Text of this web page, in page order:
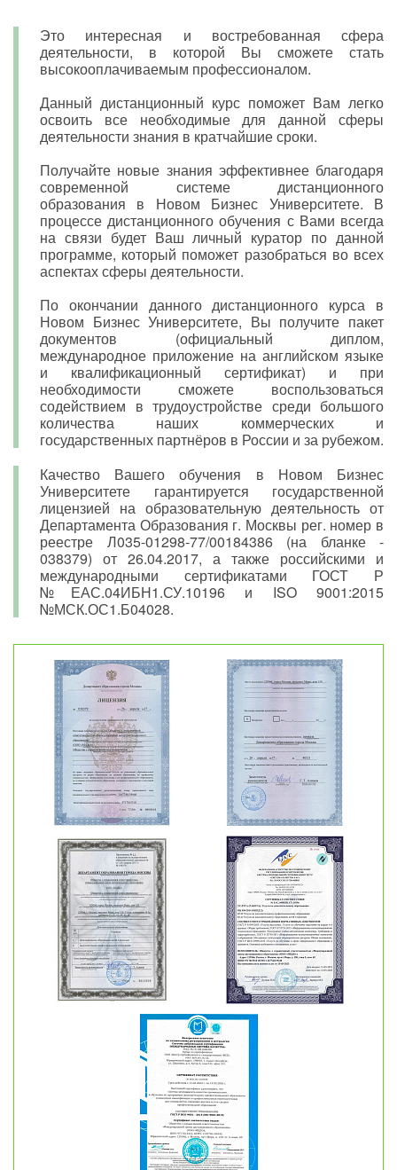
Это интересная и востребованная сфера
деятельности, в которой Вы сможете стать
высокооплачиваемым профессионалом.
Данный дистанционный курс поможет Вам легко
освоить все необходимые для данной сферы
деятельности знания в кратчайшие сроки.
Получайте новые знания эффективнее благодаря
современной системе дистанционного
образования в Новом Бизнес Университете. В
процессе дистанционного обучения с Вами всегда
на связи будет Ваш личный куратор по данной
программе, который поможет разобраться во всех
аспектах сферы деятельности.
По окончании данного дистанционного курса в
Новом Бизнес Университете, Вы получите пакет
документов (официальный диплом,
международное приложение на английском языке
и квалификационный сертификат) и при
необходимости сможете воспользоваться
содействием в трудоустройстве среди большого
количества наших коммерческих и
государственных партнёров в России и за рубежом.
Качество Вашего обучения в Новом Бизнес
Университете гарантируется государственной
лицензией на образовательную деятельность от
Департамента Образования г. Москвы рег. номер в
реестре Л035-01298-77/00184386 (на бланке -
038379) от 26.04.2017, а также российскими и
международными сертификатами ГОСТ Р
№ЕАС.04ИБН1.СУ.10196 и ISO 9001:2015
№МСК.ОС1.Б04028.